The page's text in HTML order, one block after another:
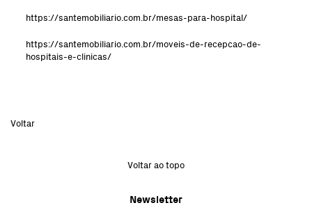
https://santemobiliario.com.br/mesas-para-hospital/
https://santemobiliario.com.br/moveis-de-recepcao-de-
hospitais-e-clinicas/
Voltar
Voltar ao topo
Newsletter